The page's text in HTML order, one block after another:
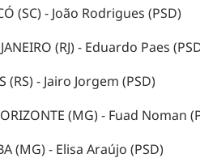
(SC) - João Rodrigues (PSD)
(RJ) - Eduardo Paes
(RS) - Jairo Jorgem (PSD)
(MG) - Fuad Noman
(MG) - Elisa Araújo (PSD)